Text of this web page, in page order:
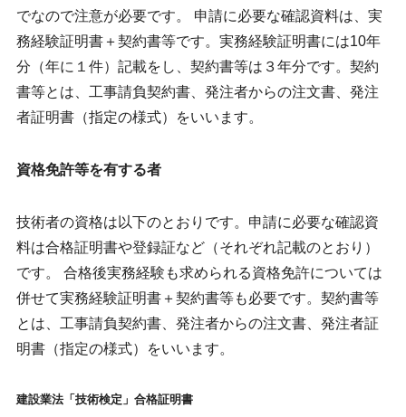
でなので注意が必要です。 申請に必要な確認資料は、実
務経験証明書＋契約書等です。実務経験証明書には10年
分（年に１件）記載をし、契約書等は３年分です。契約
書等とは、工事請負契約書、発注者からの注文書、発注
者証明書（指定の様式）をいいます。
資格免許等を有する者
技術者の資格は以下のとおりです。申請に必要な確認資
料は合格証明書や登録証など（それぞれ記載のとおり）
です。 合格後実務経験も求められる資格免許については
併せて実務経験証明書＋契約書等も必要です。契約書等
とは、工事請負契約書、発注者からの注文書、発注者証
明書（指定の様式）をいいます。
建設業法「技術検定」合格証明書